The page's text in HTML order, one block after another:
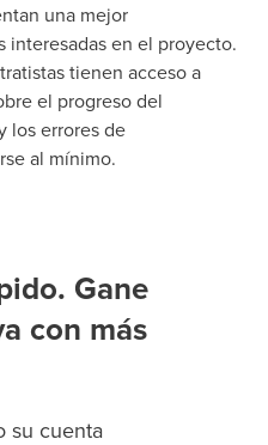
una mejor
interesadas en el proyecto.
tienen acceso a
el progreso del
los errores de
al mínimo.
Gane
con más
su cuenta